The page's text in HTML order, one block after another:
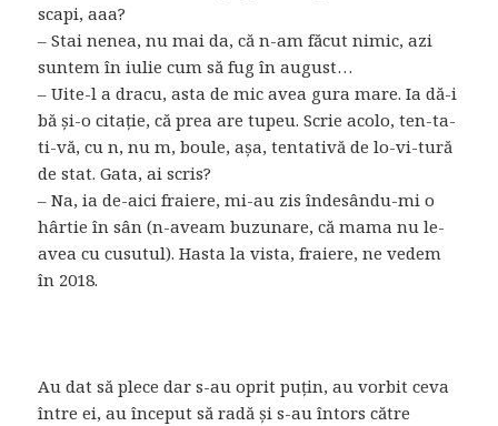
scapi, aaa?
– Stai nenea, nu mai da, că n-am făcut nimic, azi
suntem în iulie cum să fug în august…
– Uite-l a dracu, asta de mic avea gura mare. Ia dă-i
bă și-o citație, că prea are tupeu. Scrie acolo, ten-ta-
ti-vă, cu n, nu m, boule, așa, tentativă de lo-vi-tură
de stat. Gata, ai scris?
– Na, ia de-aici fraiere, mi-au zis îndesându-mi o
hârtie în sân (n-aveam buzunare, că mama nu le-
avea cu cusutul). Hasta la vista, fraiere, ne vedem
în 2018.
Au dat să plece dar s-au oprit puțin, au vorbit ceva
între ei, au început să radă și s-au întors către